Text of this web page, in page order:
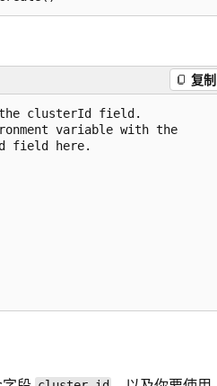
复制
clusterId field.
variable with the
field here.